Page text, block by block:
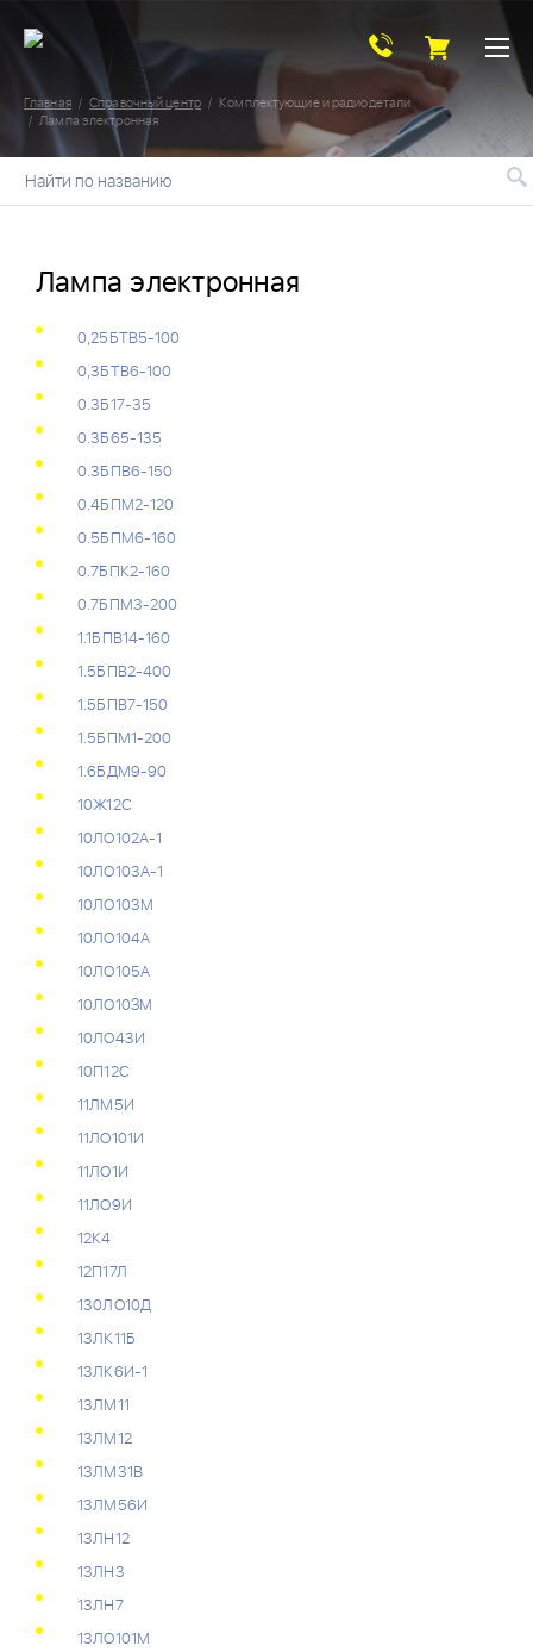
Главная Справочный центр
Комплектующие и радиодетали
Лампа электронная
Найти по названию
Лампа электронная
0,25БТВ5-100
0,3БТВ6-100
0.3Б17-35
0.3Б65-135
0.3БПВ6-150
0.4БПМ2-120
0.5БПМ6-160
0.7БПК2-160
0.7БПМ3-200
1.1БПВ14-160
1.5БПВ2-400
1.5БПВ7-150
1.5БПМ1-200
1.6БДМ9-90
10Ж12С
10ЛО102А-1
10ЛО103А-1
10ЛО103М
10ЛО104А
10ЛО105А
10ЛО10ЗМ
10ЛО43И
10П12С
11ЛМ5И
11ЛО101И
11ЛО1И
11ЛО9И
12К4
12П17Л
130ЛО10Д
13ЛК11Б
13ЛК6И-1
13ЛМ11
13ЛМ12
13ЛМ31В
13ЛМ56И
13ЛН12
13ЛН3
13ЛН7
13ЛО101М